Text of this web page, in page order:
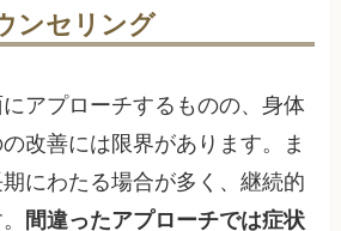
ンセリング
アプローチするものの、身体
改善には限界があります。ま
にわたる場合が多く、継続的
間違ったアプローチでは症状